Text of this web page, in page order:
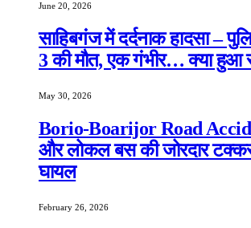
June 20, 2026
साहिबगंज में दर्दनाक हादसा –
3 की मौत, एक गंभीर… क्या हुआ
May 30, 2026
Borio-Boarijor Road
और लोकल बस की जोरदार
घायल
February 26, 2026